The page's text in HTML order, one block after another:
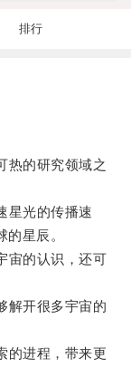
排行
的研究领域之
光的传播速
星辰。
的认识，还可
开很多宇宙的
进程，带来更